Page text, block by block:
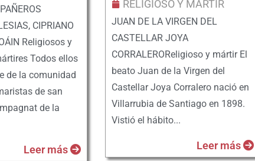
CIPRIANO
Religiosos y
Todos ellos
de la comunidad
de san
de la
Leer más
RELIGIOSO Y MÁRTIR
JUAN DE LA VIRGEN DEL
CASTELLAR JOYA
CORRALEROReligioso y mártir El
beato Juan de la Virgen del
Castellar Joya Corralero nació en
Villarrubia de Santiago en 1898.
Vistió el hábito...
Leer más